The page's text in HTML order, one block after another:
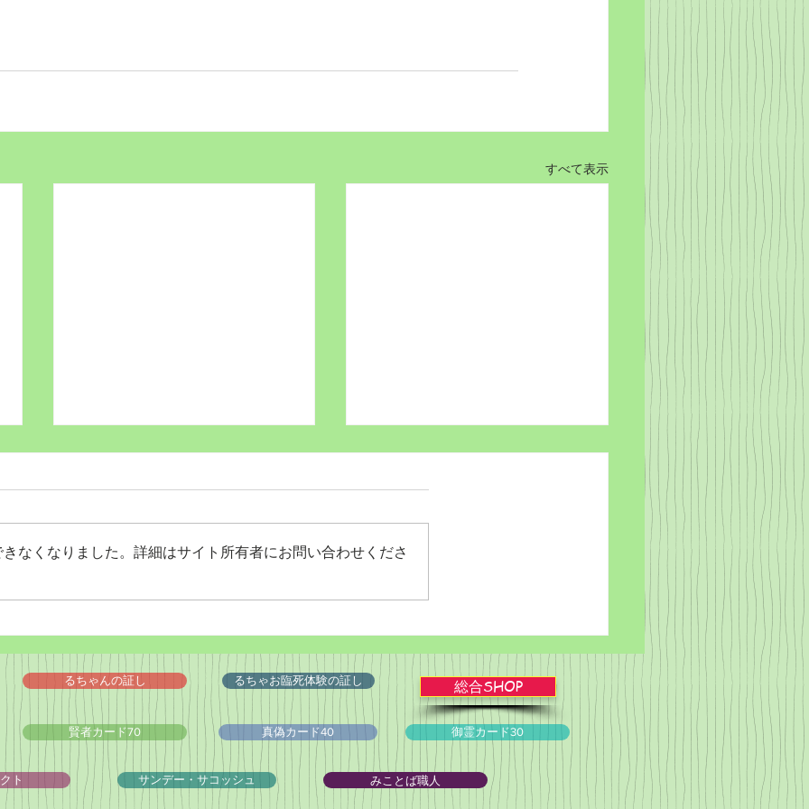
すべて表示
Wordだけで作っちゃおう～
バイブルかみしばい★スライ
なくなりました。詳細はサイト所有者にお問い合わせくださ
るちゃんの証し るちゃお臨死体験の証し 総合SHOP
賢者カード70 真偽カード40 御霊カード30
ト サンデー・サコッシュ みことば職人